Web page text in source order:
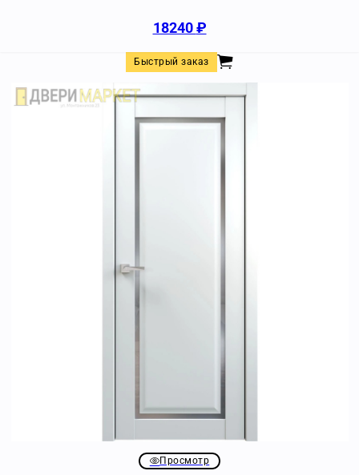
18240₽
Быстрый заказ
Просмотр